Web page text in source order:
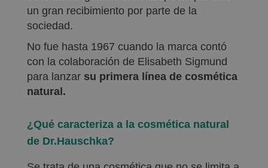
un gran recibimiento por parte de la
sociedad.
No fue hasta 1967 cuando la marca contó
con la colaboración de Elisabeth Sigmund
para lanzar su primera línea de cosmética
natural.
¿Qué caracteriza a la cosmética natural
de Dr.Hauschka?